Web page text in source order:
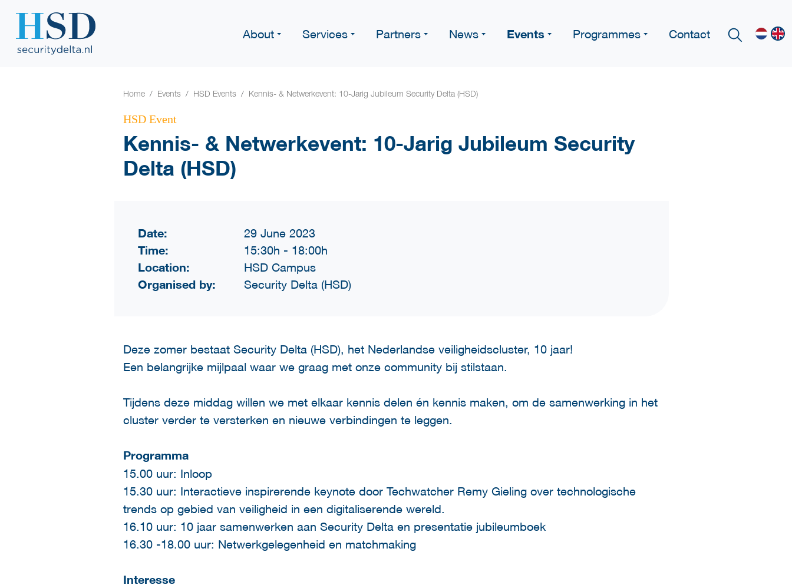
About Services Partners News Events Programmes Contact
Home Events HSD Events Kennis- & Netwerkevent: 10-Jarig Jubileum Security Delta (HSD)
HSD Event
Kennis- & Netwerkevent: 10-Jarig Jubileum Security
Delta (HSD)
Date: 29 June 2023
Time: 15:30h - 18:00h
Location: HSD Campus
Organised by: Security Delta (HSD)
Deze zomer bestaat Security Delta (HSD), het Nederlandse veiligheidscluster, 10 jaar!
Een belangrijke mijlpaal waar we graag met onze community bij stilstaan.
Tijdens deze middag willen we met elkaar kennis delen én kennis maken, om de samenwerking in het
cluster verder te versterken en nieuwe verbindingen te leggen.
Programma
15.00 uur: Inloop
15.30 uur: Interactieve inspirerende keynote door Techwatcher Remy Gieling over technologische
trends op gebied van veiligheid in een digitaliserende wereld.
16.10 uur: 10 jaar samenwerken aan Security Delta en presentatie jubileumboek
16.30 -18.00 uur: Netwerkgelegenheid en matchmaking
Interesse